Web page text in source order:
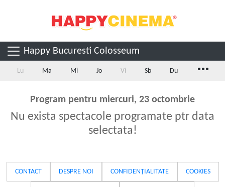
Happy Bucuresti Colosseum
Lu Ma Mi Jo Vi Sb Du ...
Program pentru miercuri, 23 octombrie
Nu exista spectacole programate ptr data
selectata!
CONTACT DESPRE NOI CONFIDENȚIALITATE COOKIES